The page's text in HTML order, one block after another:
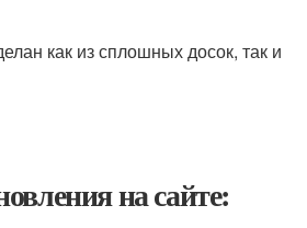
как из сплошных досок, так и
на сайте: